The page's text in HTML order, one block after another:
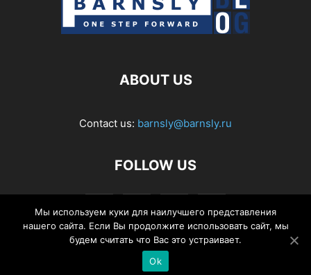
ABOUT US
Contact us: barnsly@barnsly.ru
FOLLOW US
© Barnsly Sound Org.
Мы используем куки для наилучшего представления
нашего сайта. Если Вы продолжите использовать сайт, мы
будем считать что Вас это устраивает.
Ok